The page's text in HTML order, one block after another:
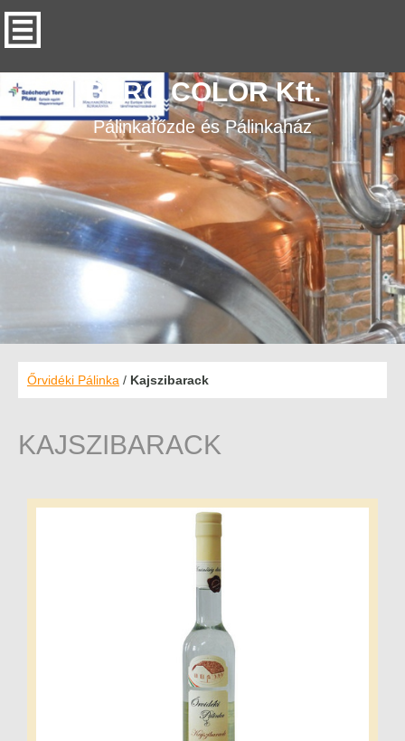
BERO COLOR Kft.
Pálinkafőzde és Pálinkaház
Őrvidéki Pálinka / Kajszibarack
KAJSZIBARACK